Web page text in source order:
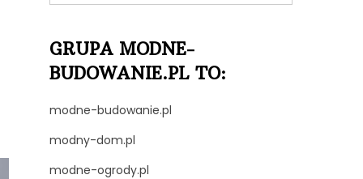
GRUPA MODNE-
BUDOWANIE.PL TO:
modne-budowanie.pl
modny-dom.pl
modne-ogrody.pl